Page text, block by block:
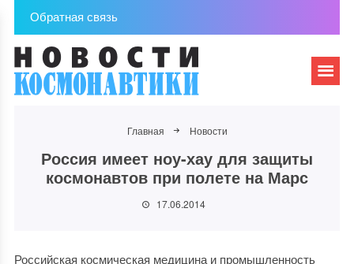
Обратная связь
Главная Новости
Россия имеет ноу-хау для защиты
космонавтов при полете на Марс
17.06.2014
Российская космическая медицина и промышленность